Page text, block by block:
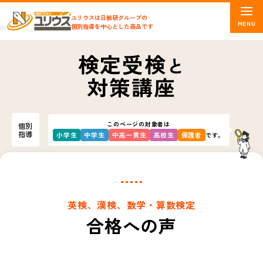
ユリウスは日能研グループの
個別指導を中心とした商品です
検定受検と
対策講座
個別
指導
このページの対象者は
小学生 中学生 中高一貫生 高校生 保護者 です。
英検、漢検、数学・算数検定
合格への声